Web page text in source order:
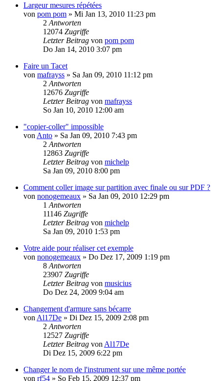
Largeur mesures répétées
von pom pom » Mi Jan 13, 2010 11:23 pm
2 Antworten
12074 Zugriffe
Letzter Beitrag von pom pom
Do Jan 14, 2010 3:07 pm
Faire un Tacet
von mafrayss » Sa Jan 09, 2010 11:12 pm
2 Antworten
12676 Zugriffe
Letzter Beitrag von mafrayss
So Jan 10, 2010 12:00 am
"copier-coller" impossible
von Anto » Sa Jan 09, 2010 7:43 pm
2 Antworten
12863 Zugriffe
Letzter Beitrag von michelp
Sa Jan 09, 2010 8:00 pm
Comment coller image sur partition avec finale ou sur PDF ?
von nonogemeaux » Sa Jan 09, 2010 12:29 pm
1 Antworten
11146 Zugriffe
Letzter Beitrag von michelp
Sa Jan 09, 2010 1:53 pm
Votre aide pour réaliser cet exemple
von nonogemeaux » Do Dez 17, 2009 1:19 pm
8 Antworten
23907 Zugriffe
Letzter Beitrag von musicius
Do Dez 24, 2009 9:04 am
Changement d'armure sans bécarre
von Al17De » Di Dez 15, 2009 2:08 pm
2 Antworten
12527 Zugriffe
Letzter Beitrag von Al17De
Di Dez 15, 2009 6:22 pm
Changer le nom de l'instrument sur une même portée
von rf54 » So Feb 15, 2009 12:37 pm